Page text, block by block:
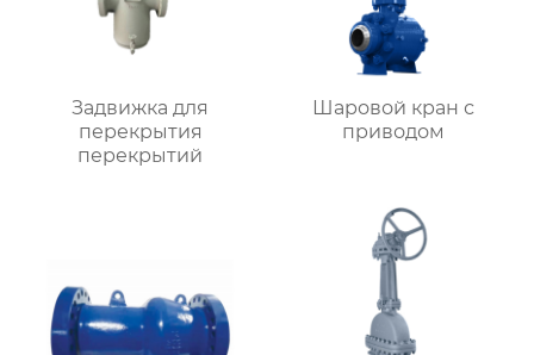
Задвижка для
перекрытия
перекрытий
Шаровой кран с
приводом